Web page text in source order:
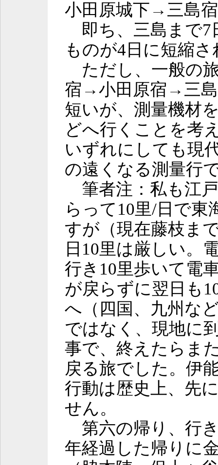
小田原城下→三島
即ち、三島まで7
ものが4日に短縮
ただし、一般の
宿→小田原宿→三
短いが、測量機材
どへ行くことを考
いずれにしても現
の遠くなる測量行
筆者注：私も江
らって10里/日で東
すが（現在藤枝ま
日10里は厳しい。
行き10里歩いて電
が戻らずに翌日も
へ（四国、九州な
ではなく、現地に
事で、終えたらま
戻る旅でした。伊
行動は歴史上、先
せん。
第六の帰り、行
年経過した帰りに